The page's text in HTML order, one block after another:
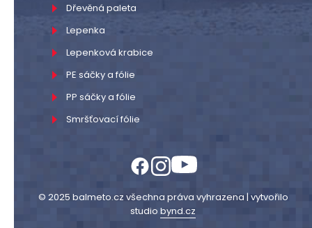
Dřevěná paleta
Lepenka
Lepenková krabice
PE sáčky a fólie
PP sáčky a fólie
Smršťovací fólie
© 2025 balmeto.cz všechna práva vyhrazena | vytvořilo
studio bynd.cz